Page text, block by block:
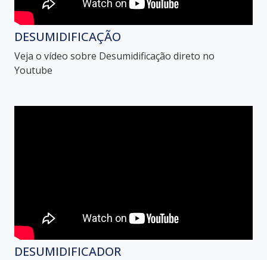
DESUMIDIFICAÇÃO
Veja o vídeo sobre Desumidificação direto no
Youtube
DESUMIDIFICADOR